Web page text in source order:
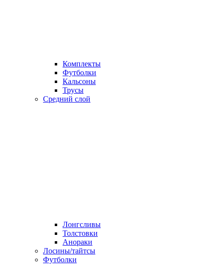
Комплекты
Футболки
Кальсоны
Трусы
Средний слой
Лонгсливы
Толстовки
Анораки
Лосины/тайтсы
Футболки